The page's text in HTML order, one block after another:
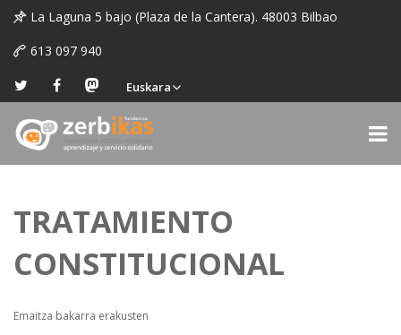
La Laguna 5 bajo (Plaza de la Cantera). 48003 Bilbao
613 097 940
Euskara
TRATAMIENTO
CONSTITUCIONAL
Emaitza bakarra erakusten